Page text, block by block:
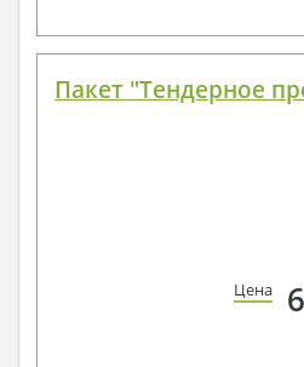
Пакет "Тендерное
Цена